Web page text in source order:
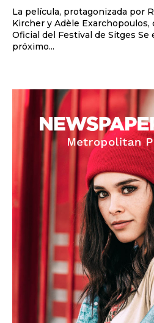
La película, protagonizada por
Kircher y Adèle
Oficial del Festival de Sitges Se estrenará en cines el
próximo...